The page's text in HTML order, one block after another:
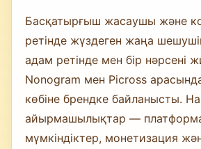
Басқатырғыш жасаушы және
ретінде жүздеген жаңа
адам ретінде мен бір нәрсені
Nonogram мен Picross
көбіне брендке байланысты.
айырмашылықтар —
мүмкіндіктер, монетизация